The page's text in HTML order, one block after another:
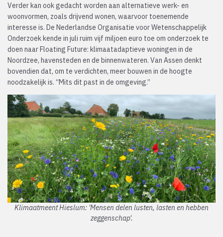
Verder kan ook gedacht worden aan alternatieve werk- en
woonvormen, zoals drijvend wonen, waarvoor toenemende
interesse is. De Nederlandse Organisatie voor Wetenschappelijk
Onderzoek kende in juli ruim vijf miljoen euro toe om onderzoek te
doen naar Floating Future: klimaatadaptieve woningen in de
Noordzee, havensteden en de binnenwateren. Van Assen denkt
bovendien dat, om te verdichten, meer bouwen in de hoogte
noodzakelijk is. “Mits dit past in de omgeving.”
Klimaatmeent Hieslum: 'Mensen delen lusten, lasten en hebben
zeggenschap'.